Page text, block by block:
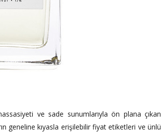
ve sade sunumlarıyla ön plana çıkan
geneline kıyasla erişilebilir fiyat etiketleri ve ünlü